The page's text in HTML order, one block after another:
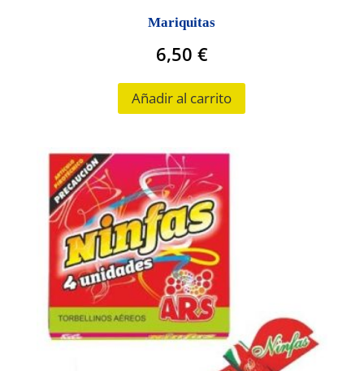
Mariquitas
6,50 €
Añadir al carrito